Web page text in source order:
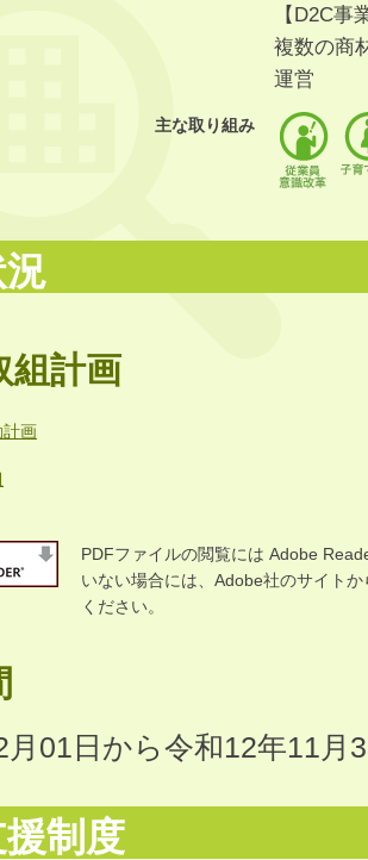
【D2C事
複数の商
運営
主な取り組み
組計画
計画
PDFファイルの閲覧には Adobe
いない場合には、Adobe社のサイト
ください。
月01日から令和12年11月
制度